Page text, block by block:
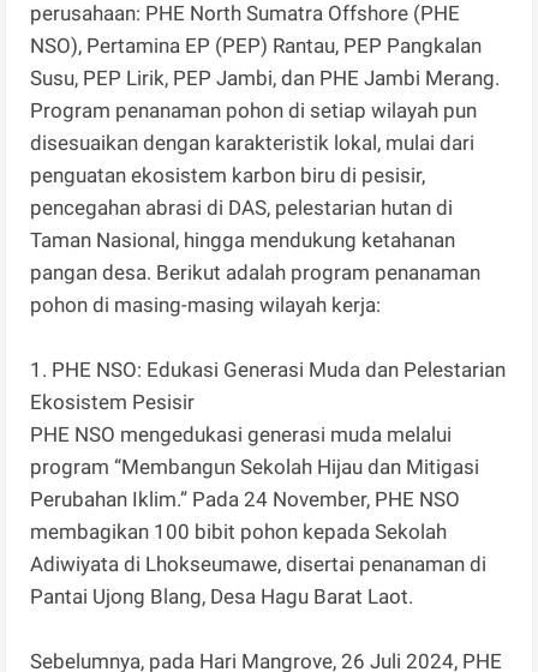
perusahaan: PHE North Sumatra Offshore (PHE
NSO), Pertamina EP (PEP) Rantau, PEP Pangkalan
Susu, PEP Lirik, PEP Jambi, dan PHE Jambi Merang.
Program penanaman pohon di setiap wilayah pun
disesuaikan dengan karakteristik lokal, mulai dari
penguatan ekosistem karbon biru di pesisir,
pencegahan abrasi di DAS, pelestarian hutan di
Taman Nasional, hingga mendukung ketahanan
pangan desa. Berikut adalah program penanaman
pohon di masing-masing wilayah kerja:
1. PHE NSO: Edukasi Generasi Muda dan Pelestarian
Ekosistem Pesisir
PHE NSO mengedukasi generasi muda melalui
program “Membangun Sekolah Hijau dan Mitigasi
Perubahan Iklim.” Pada 24 November, PHE NSO
membagikan 100 bibit pohon kepada Sekolah
Adiwiyata di Lhokseumawe, disertai penanaman di
Pantai Ujong Blang, Desa Hagu Barat Laot.
Sebelumnya, pada Hari Mangrove, 26 Juli 2024, PHE